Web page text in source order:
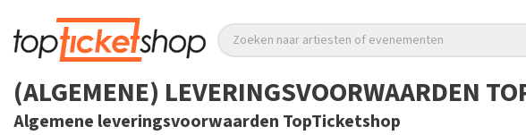
Zoeken naar artiesten of evenementen
(ALGEMENE) LEVERINGSVOORWAARDEN
Algemene leveringsvoorwaarden TopTicketshop